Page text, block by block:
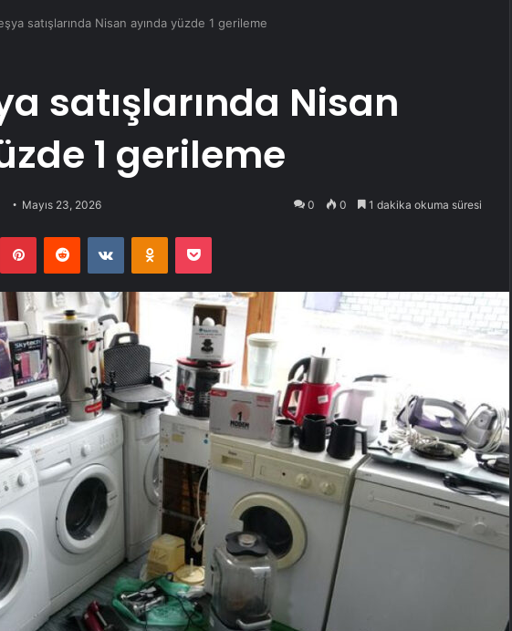
satışlarında Nisan ayında yüzde 1 gerileme
satışlarında Nisan
1 gerileme
Mayıs 23, 2026 0 0 1 dakika okuma süresi
PinterestReddit VKontakteOdnoklassniki
Pocket